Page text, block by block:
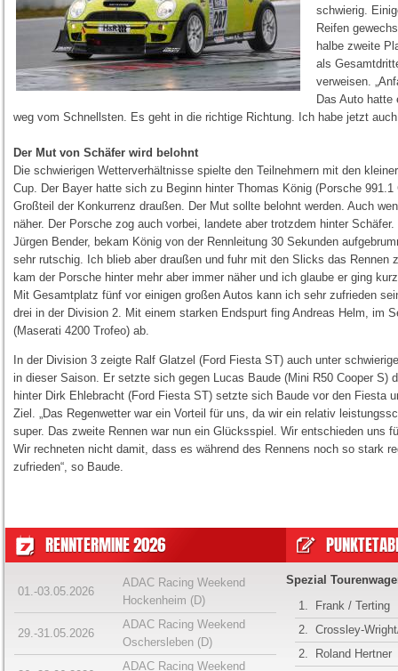
schwierig.
Reifen
halbe zweite
als
verweisen.
Das Auto
weg vom Schnellsten. Es geht in die richtige Richtung. Ich habe jetzt
Der Mut von Schäfer wird belohnt
Die schwierigen Wetterverhältnisse spielte den Teilnehmern mit den
Cup. Der Bayer hatte sich zu Beginn hinter Thomas König (Porsche
Großteil der Konkurrenz draußen. Der Mut sollte belohnt werden. Auch
näher. Der Porsche zog auch vorbei, landete aber trotzdem hinter
Jürgen Bender, bekam König von der Rennleitung 30 Sekunden
sehr rutschig. Ich blieb aber draußen und fuhr mit den Slicks das
kam der Porsche hinter mehr aber immer näher und ich glaube er ging
Mit Gesamtplatz fünf vor einigen großen Autos kann ich sehr zufrieden
drei in der Division 2. Mit einem starken Endspurt fing Andreas Helm, im
(Maserati 4200 Trofeo) ab.
In der Division 3 zeigte Ralf Glatzel (Ford Fiesta ST) auch unter
in dieser Saison. Er setzte sich gegen Lucas Baude (Mini R50 Cooper
hinter Dirk Ehlebracht (Ford Fiesta ST) setzte sich Baude vor den Fiesta
Ziel. „Das Regenwetter war ein Vorteil für uns, da wir ein relativ
super. Das zweite Rennen war nun ein Glücksspiel. Wir entschieden uns
Wir rechneten nicht damit, dass es während des Rennens noch so stark
zufrieden“, so Baude.
RENNTERMINE 2026
01.-03.05.2026
ADAC Racing Weekend
Hockenheim (D)
29.-31.05.2026
ADAC Racing Weekend
Oschersleben (D)
ADAC Racing Weekend
Spezial
1.
Frank / Terting
2. Crossley-
2.
Roland Hertner